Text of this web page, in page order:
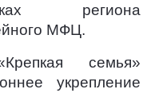
региона
МФЦ.
семья»
укрепление